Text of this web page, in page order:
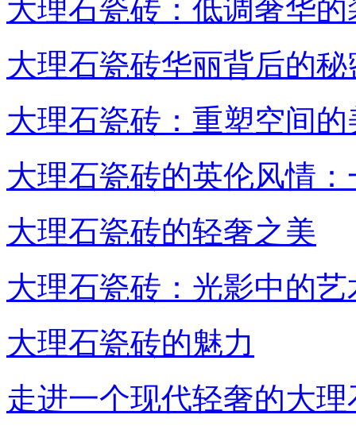
大理石瓷砖：低调奢华
大理石瓷砖华丽背后的秘
大理石瓷砖：重塑空间
大理石瓷砖的英伦风情
大理石瓷砖的轻奢之美
大理石瓷砖：光影中的艺
大理石瓷砖的魅力
走进一个现代轻奢的大